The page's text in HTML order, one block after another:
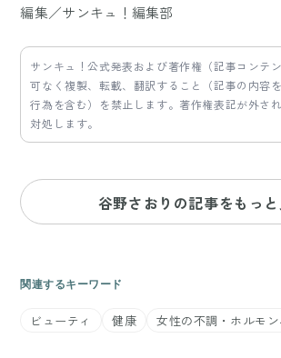
編集／サンキュ！編集部
サンキュ！公式発表および著作権（記事コンテ
可なく複製、転載、翻訳すること（記事の内容
行為を含む）を禁止します。著作権表記が外さ
対処します。
谷野さおりの記事をもっ
関連するキーワード
ビューティ 健康 女性の不調・ホルモ